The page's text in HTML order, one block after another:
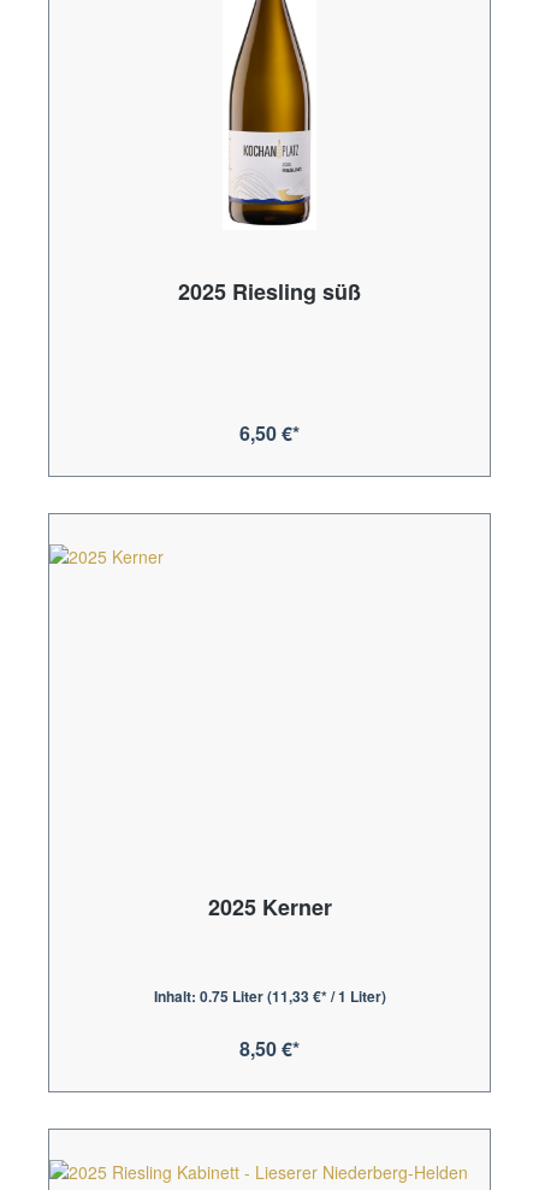
2025 Riesling süß
6,50 €*
2025 Kerner
Inhalt: 0.75 Liter(11,33 €* / 1 Liter)
8,50 €*